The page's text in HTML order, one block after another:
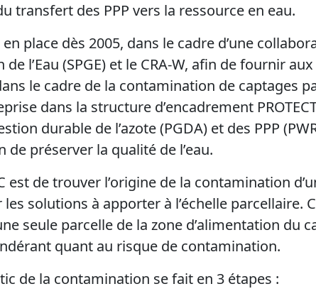
transfert des PPP vers la ressource en eau.
en place dès 2005, dans le cadre d’une
l’Eau (SPGE) et le CRA-W, afin de fournir
le cadre de la contamination de captages
dans la structure d’encadrement
durable de l’azote (PGDA) et des PPP
de préserver la qualité de l’eau.
est de trouver l’origine de la contamination
solutions à apporter à l’échelle parcellaire.
seule parcelle de la zone d’alimentation du
quant au risque de contamination.
de la contamination se fait en 3 étapes :